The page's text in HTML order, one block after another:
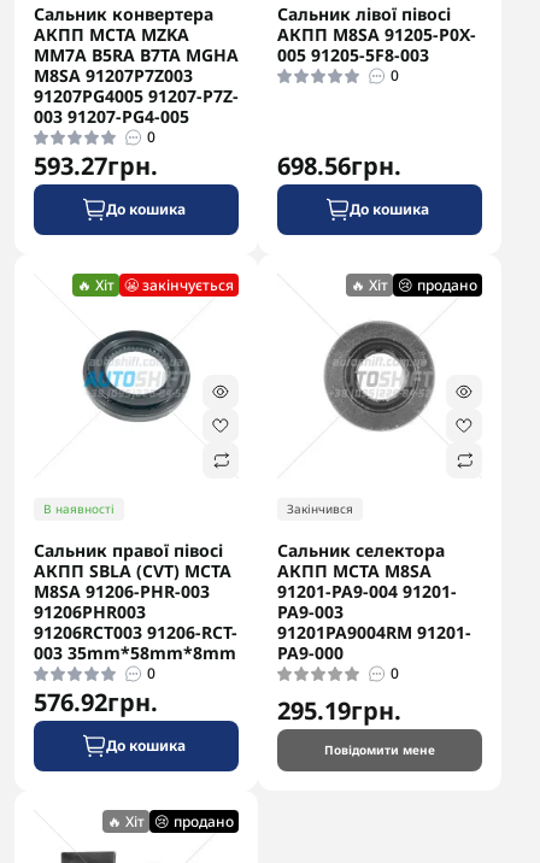
Сальник конвертера
АКПП MCTA MZKA
MM7A B5RA B7TA MGHA
M8SA 91207P7Z003
91207PG4005 91207-P7Z-
003 91207-PG4-005
0
593.27грн.
До кошика
Сальник лівої півосі
АКПП M8SA 91205-P0X-
005 91205-5F8-003
0
698.56грн.
До кошика
🔥 Хіт 😬 закінчується
В наявності
Сальник правої півосі
АКПП SBLA (CVT) MCTA
M8SA 91206-PHR-003
91206PHR003
91206RCT003 91206-RCT-
003 35mm*58mm*8mm
0
576.92грн.
До кошика
🔥 Хіт 😢 продано
Закінчився
Сальник селектора
АКПП MCTA M8SA
91201-PA9-004 91201-
PA9-003
91201PA9004RM 91201-
PA9-000
0
295.19грн.
Повідомити мене
🔥 Хіт 😢 продано